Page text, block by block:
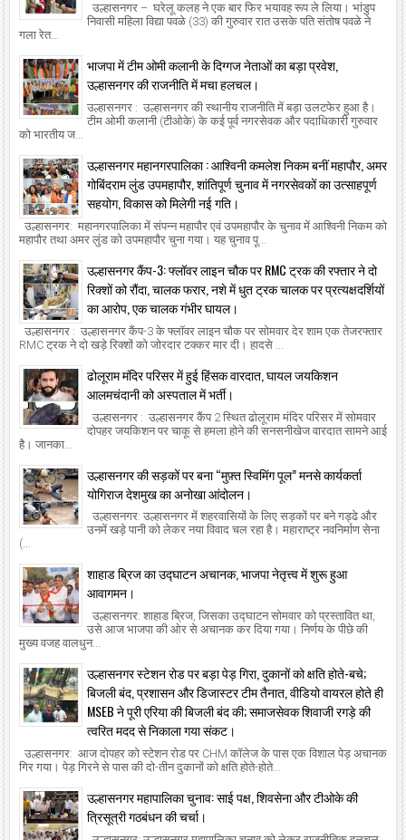
उल्हासनगर – घरेलू कलह ने एक बार फिर भयावह रूप ले लिया। भांडुप
निवासी महिला विद्या पवळे (33) की गुरुवार रात उसके पति संतोष पवळे ने
गला रेत...
भाजपा में टीम ओमी कलानी के दिग्गज नेताओं का बड़ा प्रवेश,
उल्हासनगर की राजनीति में मचा हलचल।
उल्हासनगर : उल्हासनगर की स्थानीय राजनीति में बड़ा उलटफेर हुआ है।
टीम ओमी कलानी (टीओके) के कई पूर्व नगरसेवक और पदाधिकारी गुरुवार
को भारतीय ज...
उल्हासनगर महानगरपालिका : आश्विनी कमलेश निकम बनीं महापौर, अमर
गोबिंदराम लुंड उपमहापौर, शांतिपूर्ण चुनाव में नगरसेवकों का उत्साहपूर्ण
सहयोग, विकास को मिलेगी नई गति।
उल्हासनगर: महानगरपालिका में संपन्न महापौर एवं उपमहापौर के चुनाव में आश्विनी निकम को
महापौर तथा अमर लुंड को उपमहापौर चुना गया। यह चुनाव पू...
उल्हासनगर कैंप-3: फ्लॉवर लाइन चौक पर RMC ट्रक की रफ्तार ने दो
रिक्शों को रौंदा, चालक फरार, नशे में धुत ट्रक चालक पर प्रत्यक्षदर्शियों
का आरोप, एक चालक गंभीर घायल।
उल्हासनगर : उल्हासनगर कैंप-3 के फ्लॉवर लाइन चौक पर सोमवार देर शाम एक तेजरफ्तार
RMC ट्रक ने दो खड़े रिक्शों को जोरदार टक्कर मार दी। हादसे ...
ढोलूराम मंदिर परिसर में हुई हिंसक वारदात, घायल जयकिशन
आलमचंदानी को अस्पताल में भर्ती।
उल्हासनगर : उल्हासनगर कैंप 2 स्थित ढोलूराम मंदिर परिसर में सोमवार
दोपहर जयकिशन पर चाकू से हमला होने की सनसनीखेज वारदात सामने आई
है। जानका...
उल्हासनगर की सड़कों पर बना “मुफ़्त स्विमिंग पूल” मनसे कार्यकर्ता
योगिराज देशमुख का अनोखा आंदोलन।
उल्हासनगर: उल्हासनगर में शहरवासियों के लिए सड़कों पर बने गड्ढे और
उनमें खड़े पानी को लेकर नया विवाद चल रहा है। महाराष्ट्र नवनिर्माण सेना
(...
शाहाड ब्रिज का उद्घाटन अचानक, भाजपा नेतृत्त्व में शुरू हुआ
आवागमन।
उल्हासनगर: शाहाड ब्रिज, जिसका उद्घाटन सोमवार को प्रस्तावित था,
उसे आज भाजपा की ओर से अचानक कर दिया गया। निर्णय के पीछे की
मुख्य वजह वालधुन...
उल्हासनगर स्टेशन रोड पर बड़ा पेड़ गिरा, दुकानों को क्षति होते-बचे;
बिजली बंद, प्रशासन और डिजास्टर टीम तैनात, वीडियो वायरल होते ही
MSEB ने पूरी एरिया की बिजली बंद की; समाजसेवक शिवाजी रगड़े की
त्वरित मदद से निकाला गया संकट।
उल्हासनगर: आज दोपहर को स्टेशन रोड पर CHM कॉलेज के पास एक विशाल पेड़ अचानक
गिर गया। पेड़ गिरने से पास की दो-तीन दुकानों को क्षति होते-होते...
उल्हासनगर महापालिका चुनाव: साई पक्ष, शिवसेना और टीओके की
त्रिसूत्री गठबंधन की चर्चा।